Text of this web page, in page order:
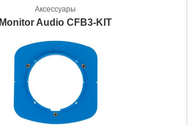
Аксессуары
Monitor Audio CFB3-KIT